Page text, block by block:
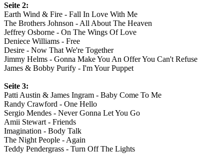
Seite 2:
Earth Wind & Fire - Fall In Love With Me
The Brothers Johnson - All About The Heaven
Jeffrey Osborne - On The Wings Of Love
Deniece Williams - Free
Desire - Now That We're Together
Jimmy Helms - Gonna Make You An Offer You Can't Refuse
James & Bobby Purify - I'm Your Puppet
Seite 3:
Patti Austin & James Ingram - Baby Come To Me
Randy Crawford - One Hello
Sergio Mendes - Never Gonna Let You Go
Amii Stewart - Friends
Imagination - Body Talk
The Night People - Again
Teddy Pendergrass - Turn Off The Lights